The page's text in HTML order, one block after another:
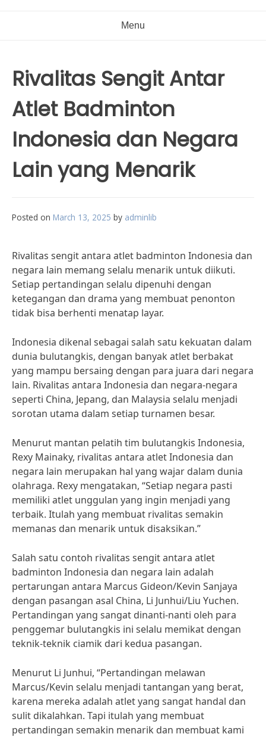
Menu
Rivalitas Sengit Antar
Atlet Badminton
Indonesia dan Negara
Lain yang Menarik
Posted on March 13, 2025 by adminlib
Rivalitas sengit antara atlet badminton Indonesia dan
negara lain memang selalu menarik untuk diikuti.
Setiap pertandingan selalu dipenuhi dengan
ketegangan dan drama yang membuat penonton
tidak bisa berhenti menatap layar.
Indonesia dikenal sebagai salah satu kekuatan dalam
dunia bulutangkis, dengan banyak atlet berbakat
yang mampu bersaing dengan para juara dari negara
lain. Rivalitas antara Indonesia dan negara-negara
seperti China, Jepang, dan Malaysia selalu menjadi
sorotan utama dalam setiap turnamen besar.
Menurut mantan pelatih tim bulutangkis Indonesia,
Rexy Mainaky, rivalitas antara atlet Indonesia dan
negara lain merupakan hal yang wajar dalam dunia
olahraga. Rexy mengatakan, “Setiap negara pasti
memiliki atlet unggulan yang ingin menjadi yang
terbaik. Itulah yang membuat rivalitas semakin
memanas dan menarik untuk disaksikan.”
Salah satu contoh rivalitas sengit antara atlet
badminton Indonesia dan negara lain adalah
pertarungan antara Marcus Gideon/Kevin Sanjaya
dengan pasangan asal China, Li Junhui/Liu Yuchen.
Pertandingan yang sangat dinanti-nanti oleh para
penggemar bulutangkis ini selalu memikat dengan
teknik-teknik ciamik dari kedua pasangan.
Menurut Li Junhui, “Pertandingan melawan
Marcus/Kevin selalu menjadi tantangan yang berat,
karena mereka adalah atlet yang sangat handal dan
sulit dikalahkan. Tapi itulah yang membuat
pertandingan semakin menarik dan membuat kami